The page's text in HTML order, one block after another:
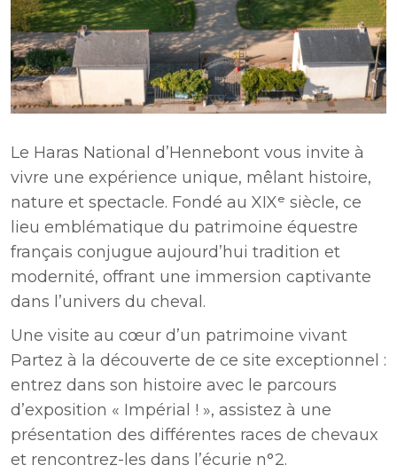
Le Haras National d’Hennebont vous invite à
vivre une expérience unique, mêlant histoire,
nature et spectacle. Fondé au XIXᵉ siècle, ce
lieu emblématique du patrimoine équestre
français conjugue aujourd’hui tradition et
modernité, offrant une immersion captivante
dans l’univers du cheval.
Une visite au cœur d’un patrimoine vivant
Partez à la découverte de ce site exceptionnel :
entrez dans son histoire avec le parcours
d’exposition « Impérial ! », assistez à une
présentation des différentes races de chevaux
et rencontrez-les dans l’écurie n°2.